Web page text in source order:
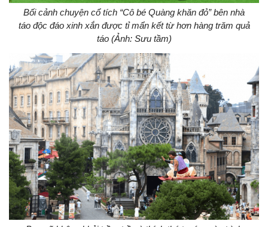
Bối cảnh chuyện cổ tích “Cô bé Quàng khăn đỏ” bên nhà
táo độc đáo xinh xắn được tỉ mẩn kết từ hơn hàng trăm quả
táo (Ảnh: Sưu tầm)